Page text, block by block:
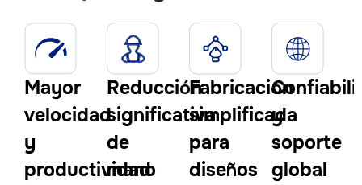
Mayor
velocidad
y
productividad
Reducción
significativa
de
mano
Fabricación
simplificada
para
diseños
y
soporte
global